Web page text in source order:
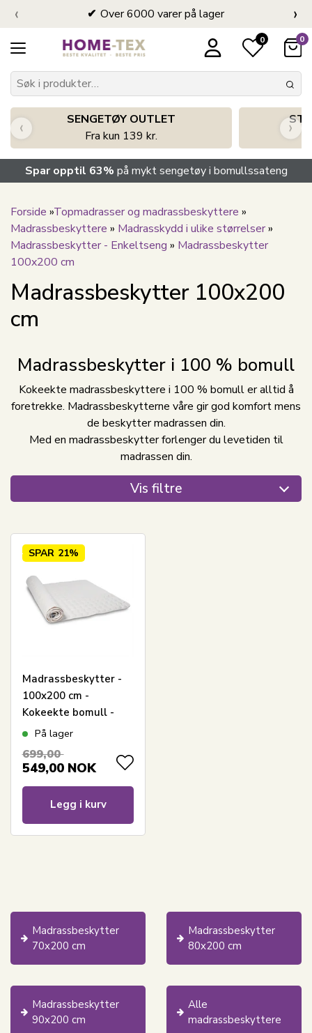
Over 6000 varer på lager
‹ ›
0 0
SENGETØY OUTLET
Fra kun 139 kr.
‹ ›
Spar opptil 63% på mykt sengetøy i bomullssateng
Forside »Topmadrasser og madrassbeskyttere »
Madrassbeskyttere » Madrasskydd i ulike størrelser»
Madrassbeskytter - Enkeltseng » Madrassbeskytter
100x200 cm
Madrassbeskytter 100x200
cm
Madrassbeskytter i 100 % bomull
Kokeekte madrassbeskyttere i 100 % bomull er alltid å
foretrekke. Madrassbeskytterne våre gir god komfort mens
de beskytter madrassen din.
Med en madrassbeskytter forlenger du levetiden til
madrassen din.
Vis filtre
SPAR 21%
Madrassbeskytter -
100x200 cm -
Kokeekte bomull -
Madrassett nordisk
På lager
699,00
549,00 NOK
Legg i kurv
Madrassbeskytter
70x200 cm
Madrassbeskytter
80x200 cm
Madrassbeskytter
90x200 cm
Alle
madrassbeskyttere